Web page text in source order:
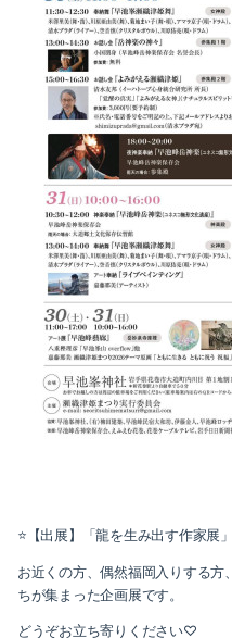
⭐️【出展】「龍を生み出す作家展
お近くの方、偶然福岡入りする
ちが集まった企画展です。
どうぞお立ち寄りください♡